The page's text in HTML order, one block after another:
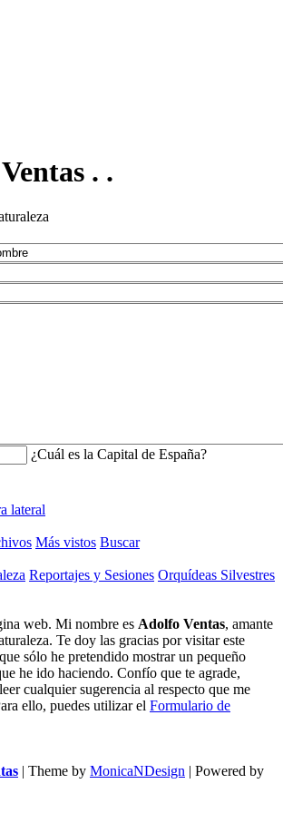
. .
¿Cuál es la Capital de España?
lateral
Más vistos Buscar
Reportajes y Sesiones Orquídeas Silvestres
web. Mi nombre es Adolfo Ventas, amante
Te doy las gracias por visitar este
sólo he pretendido mostrar un pequeño
he ido haciendo. Confío que te agrade,
cualquier sugerencia al respecto que me
ello, puedes utilizar el Formulario de
| Theme by MonicaNDesign | Powered by